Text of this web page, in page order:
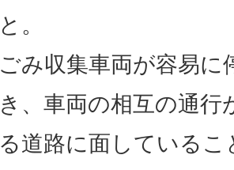
と。
ごみ収集車両が容易に
き、車両の相互の通行
る道路に面しているこ